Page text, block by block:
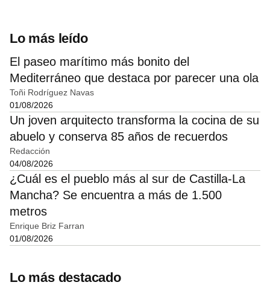
Lo más leído
El paseo marítimo más bonito del
Mediterráneo que destaca por parecer una ola
Toñi Rodríguez Navas
01/08/2026
Un joven arquitecto transforma la cocina de su
abuelo y conserva 85 años de recuerdos
Redacción
04/08/2026
¿Cuál es el pueblo más al sur de Castilla-La
Mancha? Se encuentra a más de 1.500
metros
Enrique Briz Farran
01/08/2026
Lo más destacado